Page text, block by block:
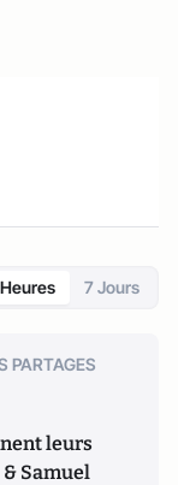
7 Jours
PARTAGES
leurs
Samuel